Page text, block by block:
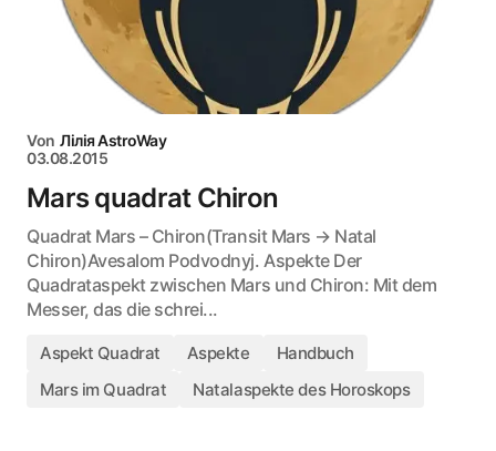
Von Лілія AstroWay
03.08.2015
Mars quadrat Chiron
Quadrat Mars – Chiron(Transit Mars → Natal
Chiron)Avesalom Podvodnyj. Aspekte Der
Quadrataspekt zwischen Mars und Chiron: Mit dem
Messer, das die schrei...
Aspekt Quadrat Aspekte
Handbuch
Mars im Quadrat
Natalaspekte des Horoskops